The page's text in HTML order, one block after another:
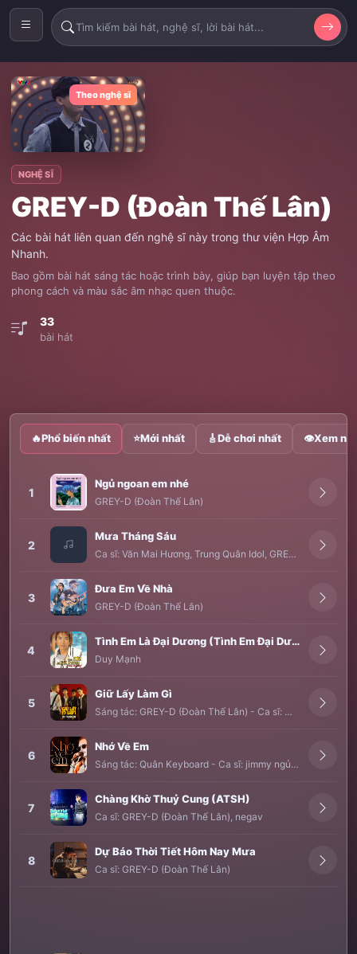
Theo nghệ sĩ
NGHỆ SĨ
GREY-D (Đoàn Thế Lân)
Các bài hát liên quan đến nghệ sĩ này trong thư viện Hợp Âm
Nhanh.
Bao gồm bài hát sáng tác hoặc trình bày, giúp bạn luyện tập theo
phong cách và màu sắc âm nhạc quen thuộc.
33
bài hát
🔥Phổ biến nhất ⭐Mới nhất 🎸Dễ chơi nhất 👁Xem
1
Ngủ ngoan em nhé
GREY-D (Đoàn Thế Lân)
2
Mưa Tháng Sáu
Ca sĩ: Văn Mai Hương Trung Quân Idol GREY-D (Đoàn Thế Lân)
3
Đưa Em Về Nhà
GREY-D (Đoàn Thế Lân)
4
Tình Em Là Đại Dương (Tình Em Đại Dương)
Duy Mạnh
5
Giữ Lấy Làm Gì
Sáng tác: GREY-D (Đoàn Thế Lân) - Ca sĩ: MONSTAR
6
Nhớ Về Em
Sáng tác: Quân Keyboard - Ca sĩ: jimmy ngủyên
7
Chàng Khờ Thuỷ Cung (ATSH)
Ca sĩ: GREY-D (Đoàn Thế Lân) negav
8
Dự Báo Thời Tiết Hôm Nay Mưa
Ca sĩ: GREY-D (Đoàn Thế Lân)